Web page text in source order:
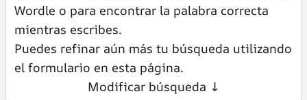
Wordle o para encontrar la palabra correcta
mientras escribes.
Puedes refinar aún más tu búsqueda utilizando
el formulario en esta página.
Modificar búsqueda ↓